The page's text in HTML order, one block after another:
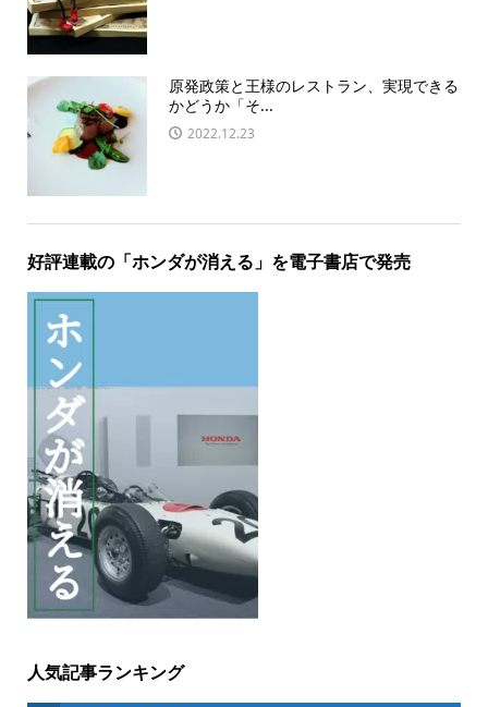
原発政策と王様のレストラン、実現できる
かどうか「そ...
2022.12.23
好評連載の「ホンダが消える」を電子書店で発売
人気記事ランキング